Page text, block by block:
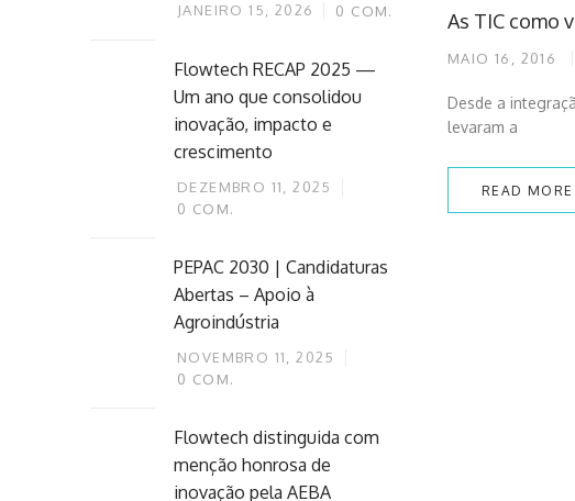
As TIC como
MAIO 16, 2016
Desde a
levaram a
READ MORE
JANEIRO 15, 2026 0 COM.
Flowtech RECAP 2025 —
Um ano que consolidou
inovação, impacto e
crescimento
DEZEMBRO 11, 2025
0 COM.
PEPAC 2030 | Candidaturas
Abertas – Apoio à
Agroindústria
NOVEMBRO 11, 2025
0 COM.
Flowtech distinguida com
menção honrosa de
inovação pela AEBA